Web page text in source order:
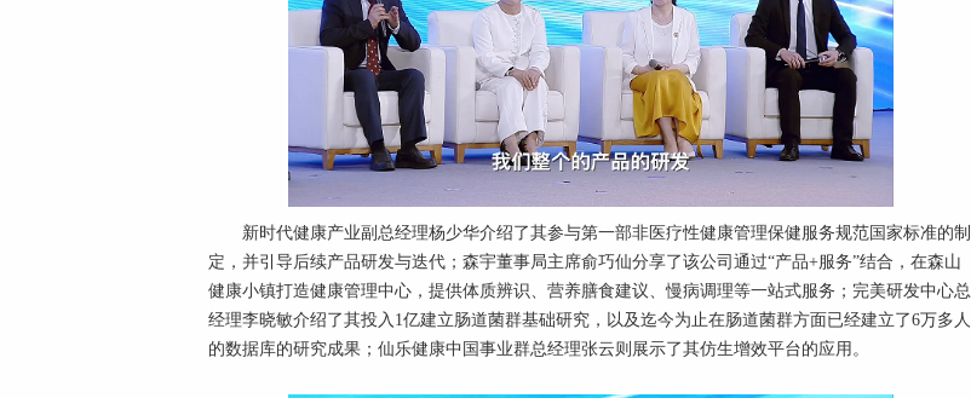
新时代健康产业副总经理杨少华介绍了其参与第一部非医疗性健康管理保健服务规范国家标准的制
定，并引导后续产品研发与迭代；森宇董事局主席俞巧仙分享了该公司通过“产品+服务”结合，在森山
健康小镇打造健康管理中心，提供体质辨识、营养膳食建议、慢病调理等一站式服务；完美研发中心总
经理李晓敏介绍了其投入1亿建立肠道菌群基础研究，以及迄今为止在肠道菌群方面已经建立了6万多人
的数据库的研究成果；仙乐健康中国事业群总经理张云则展示了其仿生增效平台的应用。